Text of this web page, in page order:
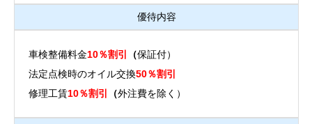
優待内容
車検整備料金10％割引 （保証付）
法定点検時のオイル交換50％割引
修理工賃10％割引 （外注費を除く）